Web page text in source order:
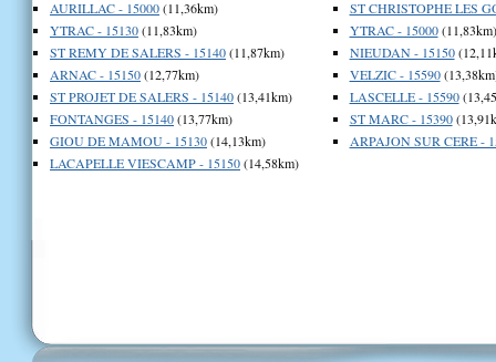
AURILLAC - 15000(11,36km)
YTRAC - 15130(11,83km)
ST REMY DE SALERS - 15140(11,87km)
ARNAC - 15150(12,77km)
ST PROJET DE SALERS - 15140(13,41km)
FONTANGES - 15140(13,77km)
GIOU DE MAMOU - 15130(14,13km)
LACAPELLE VIESCAMP - 15150(14,58km)
ST CHRISTOPHE LES
YTRAC - 15000(11,83km)
NIEUDAN - 15150
VELZIC - 15590
LASCELLE - 15590
ST MARC - 15390
ARPAJON SUR CERE -